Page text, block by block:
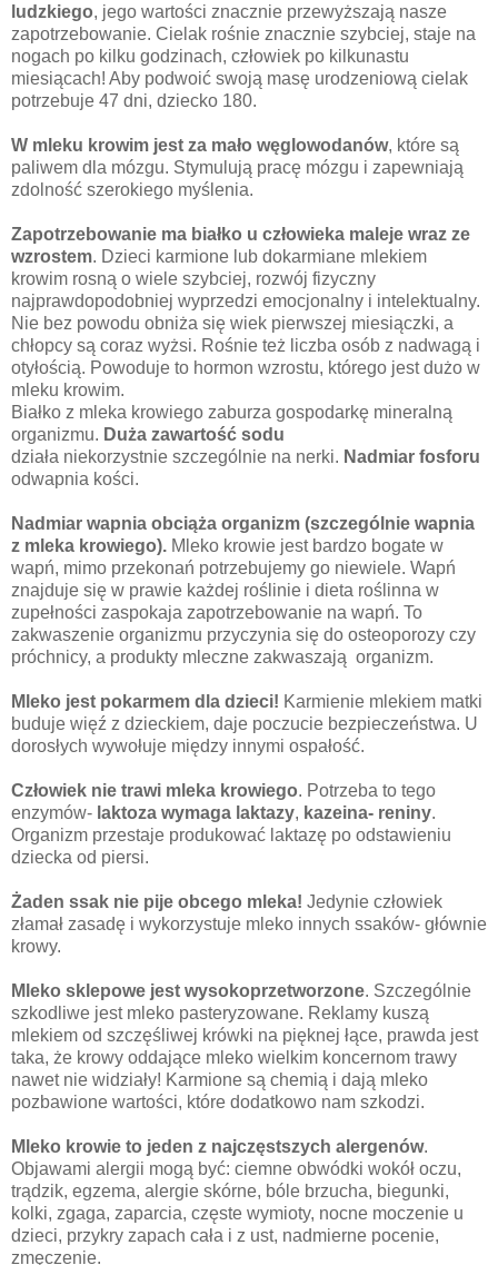
ludzkiego, jego wartości znacznie przewyższają nasze
zapotrzebowanie. Cielak rośnie znacznie szybciej, staje na
nogach po kilku godzinach, człowiek po kilkunastu
miesiącach! Aby podwoić swoją masę urodzeniową cielak
potrzebuje 47 dni, dziecko 180.
W mleku krowim jest za mało węglowodanów, które są
paliwem dla mózgu. Stymulują pracę mózgu i zapewniają
zdolność szerokiego myślenia.
Zapotrzebowanie ma białko u człowieka maleje wraz ze
wzrostem. Dzieci karmione lub dokarmiane mlekiem
krowim rosną o wiele szybciej, rozwój fizyczny
najprawdopodobniej wyprzedzi emocjonalny i intelektualny.
Nie bez powodu obniża się wiek pierwszej miesiączki, a
chłopcy są coraz wyżsi. Rośnie też liczba osób z nadwagą i
otyłością. Powoduje to hormon wzrostu, którego jest dużo w
mleku krowim.
Białko z mleka krowiego zaburza gospodarkę mineralną
organizmu. Duża zawartość sodu
działa niekorzystnie szczególnie na nerki. Nadmiar fosforu
odwapnia kości.
Nadmiar wapnia obciąża organizm (szczególnie wapnia
z mleka krowiego). Mleko krowie jest bardzo bogate w
wapń, mimo przekonań potrzebujemy go niewiele. Wapń
znajduje się w prawie każdej roślinie i dieta roślinna w
zupełności zaspokaja zapotrzebowanie na wapń. To
zakwaszenie organizmu przyczynia się do osteoporozy czy
próchnicy, a produkty mleczne zakwaszają organizm.
Mleko jest pokarmem dla dzieci! Karmienie mlekiem matki
buduje więź z dzieckiem, daje poczucie bezpieczeństwa. U
dorosłych wywołuje między innymi ospałość.
Człowiek nie trawi mleka krowiego. Potrzeba to tego
enzymów- laktoza wymaga laktazy, kazeina- reniny.
Organizm przestaje produkować laktazę po odstawieniu
dziecka od piersi.
Żaden ssak nie pije obcego mleka! Jedynie człowiek
złamał zasadę i wykorzystuje mleko innych ssaków- głównie
krowy.
Mleko sklepowe jest wysokoprzetworzone. Szczególnie
szkodliwe jest mleko pasteryzowane. Reklamy kuszą
mlekiem od szczęśliwej krówki na pięknej łące, prawda jest
taka, że krowy oddające mleko wielkim koncernom trawy
nawet nie widziały! Karmione są chemią i dają mleko
pozbawione wartości, które dodatkowo nam szkodzi.
Mleko krowie to jeden z najczęstszych alergenów.
Objawami alergii mogą być: ciemne obwódki wokół oczu,
trądzik, egzema, alergie skórne, bóle brzucha, biegunki,
kolki, zgaga, zaparcia, częste wymioty, nocne moczenie u
dzieci, przykry zapach cała i z ust, nadmierne pocenie,
zmęczenie.